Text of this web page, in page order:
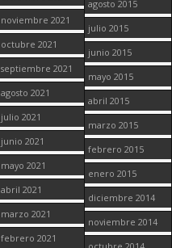
noviembre 2021
octubre 2021
septiembre 2021
agosto 2021
julio 2021
junio 2021
mayo 2021
abril 2021
marzo 2021
febrero 2021
agosto 2015
julio 2015
junio 2015
mayo 2015
abril 2015
marzo 2015
febrero 2015
enero 2015
diciembre 2014
noviembre 2014